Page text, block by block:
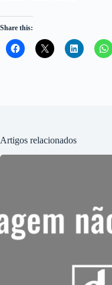
Share this:
Artigos relacionados